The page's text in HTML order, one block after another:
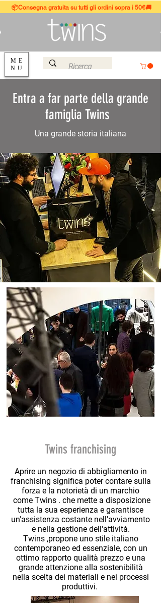
ME
NU
📦Consegna gratuita su tutti gli ordini sopra i 50€🚚
Entra a far parte della grande
famiglia Twins
Una grande storia italiana
Twins franchising
Aprire un negozio di abbigliamento in
franchising significa poter contare sulla
forza e la notorietà di un marchio
come Twins . che mette a disposizione
tutta la sua esperienza e garantisce
un'assistenza costante nell'avviamento
e nella gestione dell'attività.
Twins ,propone uno stile italiano
contemporaneo ed essenziale, con un
ottimo rapporto qualità prezzo e una
grande attenzione alla sostenibilità
nella scelta dei materiali e nei processi
produttivi.